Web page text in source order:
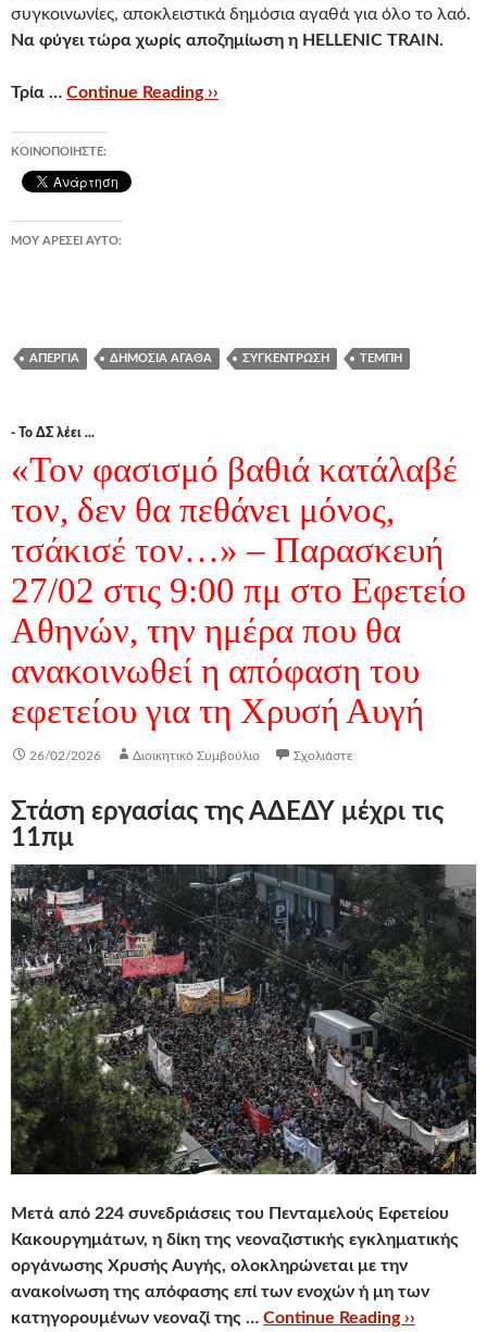
συγκοινωνίες, αποκλειστικά δημόσια αγαθά για όλο το λαό.
Να φύγει τώρα χωρίς αποζημίωση η HELLENIC TRAIN.
Τρία … Continue Reading ››
ΚΟΙΝΟΠΟΙΉΣΤΕ:
ΜΟΥ ΑΡΈΣΕΙ ΑΥΤΌ:
ΑΠΕΡΓΊΑ ΔΗΜΌΣΙΑ ΑΓΑΘΆ ΣΥΓΚΈΝΤΡΩΣΗ ΤΈΜΠΗ
- Το ΔΣ λέει ...
«Τον φασισμό βαθιά κατάλαβέ
τον, δεν θα πεθάνει μόνος,
τσάκισέ τον…» – Παρασκευή
27/02 στις 9:00 πμ στο Εφετείο
Αθηνών, την ημέρα που θα
ανακοινωθεί η απόφαση του
εφετείου για τη Χρυσή Αυγή
26/02/2026 Διοικητικό Συμβούλιο Σχολιάστε
Στάση εργασίας της ΑΔΕΔΥ μέχρι τις
11πμ
Mετά από 224 συνεδριάσεις του Πενταμελούς Εφετείου
Κακουργημάτων, η δίκη της νεοναζιστικής εγκληματικής
οργάνωσης Χρυσής Αυγής, ολοκληρώνεται με την
ανακοίνωση της απόφασης επί των ενοχών ή μη των
κατηγορουμένων νεοναζί της … Continue Reading ››